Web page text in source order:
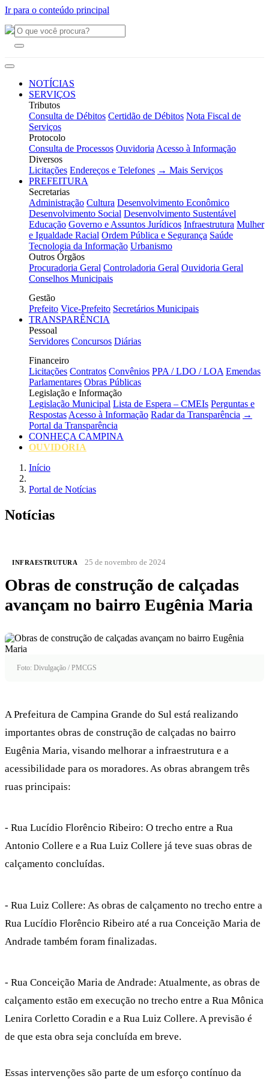
Ir para o conteúdo principal
NOTÍCIAS
SERVIÇOS
Tributos
Consulta de Débitos Certidão de Débitos Nota Fiscal de
Serviços
Protocolo
Consulta de Processos Ouvidoria Acesso à Informação
Diversos
Licitações Endereços e Telefones → Mais Serviços
PREFEITURA
Secretarias
Administração Cultura Desenvolvimento Econômico
Desenvolvimento Social Desenvolvimento Sustentável
Educação Governo e Assuntos Jurídicos Infraestrutura Mulher
e Igualdade Racial Ordem Pública e Segurança Saúde
Tecnologia da Informação Urbanismo
Outros Órgãos
Procuradoria Geral Controladoria Geral Ouvidoria Geral
Conselhos Municipais
Gestão
Prefeito Vice-Prefeito Secretários Municipais
TRANSPARÊNCIA
Pessoal
Servidores Concursos Diárias
Financeiro
Licitações Contratos Convênios PPA / LDO / LOA Emendas
Parlamentares Obras Públicas
Legislação e Informação
Legislação Municipal Lista de Espera – CMEIs Perguntas e
Respostas Acesso à Informação Radar da Transparência →
Portal da Transparência
CONHEÇA CAMPINA
OUVIDORIA
Início
Portal de Notícias
Notícias
INFRAESTRUTURA 25 de novembro de 2024
Obras de construção de calçadas
avançam no bairro Eugênia Maria
Foto: Divulgação / PMCGS
A Prefeitura de Campina Grande do Sul está realizando
importantes obras de construção de calçadas no bairro
Eugênia Maria, visando melhorar a infraestrutura e a
acessibilidade para os moradores. As obras abrangem três
ruas principais:
- Rua Lucídio Florêncio Ribeiro: O trecho entre a Rua
Antonio Collere e a Rua Luiz Collere já teve suas obras de
calçamento concluídas.
- Rua Luiz Collere: As obras de calçamento no trecho entre a
Rua Lucídio Florêncio Ribeiro até a rua Conceição Maria de
Andrade também foram finalizadas.
- Rua Conceição Maria de Andrade: Atualmente, as obras de
calçamento estão em execução no trecho entre a Rua Mônica
Lenira Corletto Coradin e a Rua Luiz Collere. A previsão é
de que esta obra seja concluída em breve.
Essas intervenções são parte de um esforço contínuo da